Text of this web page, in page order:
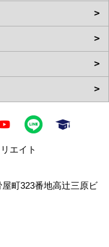
エイト
町323番地高辻三原ビ